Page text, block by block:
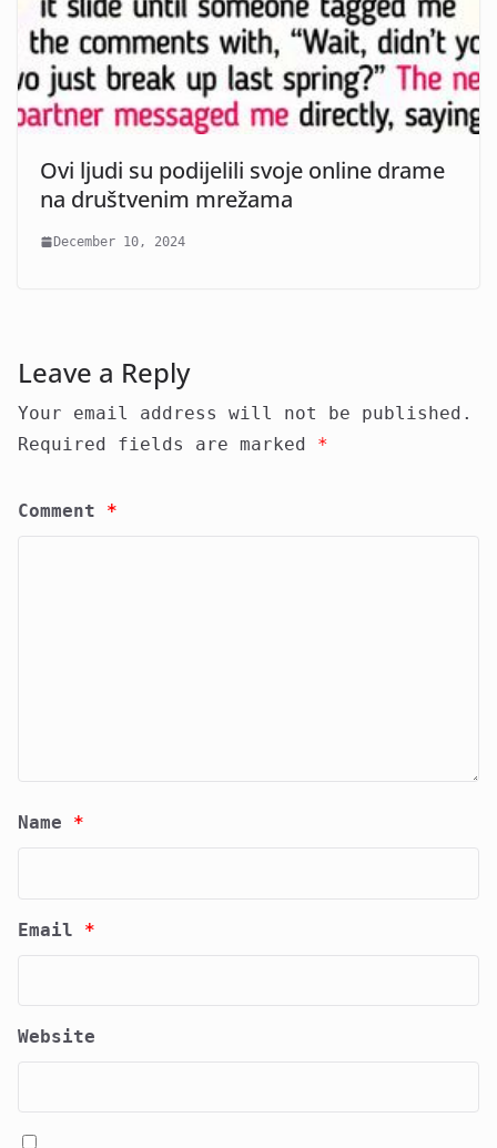
Ovi ljudi su podijelili svoje online drame
na društvenim mrežama
December 10, 2024
Leave a Reply
Your email address will not be published.
Required fields are marked *
Comment *
Name *
Email *
Website